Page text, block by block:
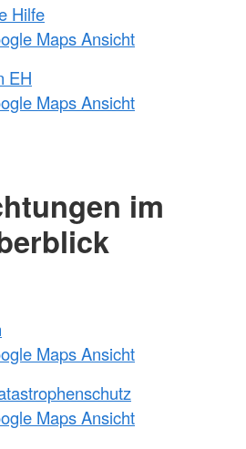
Hilfe
Maps Ansicht
EH
Maps Ansicht
im
Maps Ansicht
Maps Ansicht